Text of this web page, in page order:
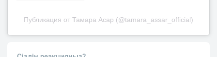
Публикация от Тамара Асар (@tamara_assar_official)